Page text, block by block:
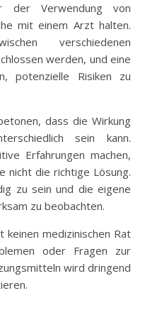
der Verwendung von
mit einem Arzt halten.
verschiedenen
werden, und eine
potenzielle Risiken zu
dass die Wirkung
sein kann.
Erfahrungen machen,
nicht die richtige Lösung.
zu sein und die eigene
zu beobachten.
medizinischen Rat
oder Fragen zur
wird dringend